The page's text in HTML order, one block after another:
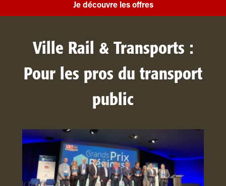
Je découvre les offres
Ville Rail & Transports :
Pour les pros du transport
public